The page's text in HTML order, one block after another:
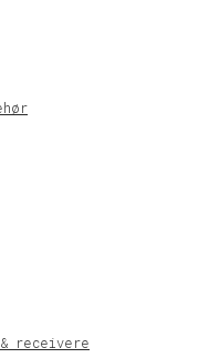
receivere